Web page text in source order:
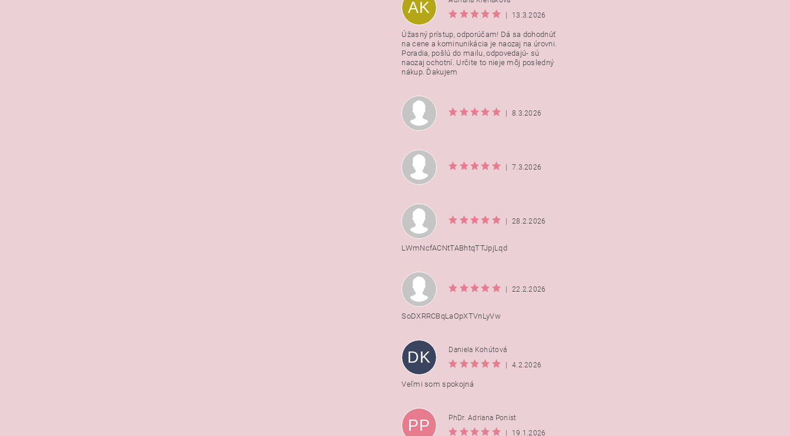
AK 13.3.2026
Úžasný prístup, odporúčam! Dá sa dohodnúť
na cene a kominunikácia je naozaj na úrovni.
Poradia, pošlú do mailu, odpovedajú- sú
naozaj ochotní. Určite to nieje môj posledný
nákup. Ďakujem
8.3.2026
7.3.2026
28.2.2026
LWmNcfACNtTABhtqTTJpjLqd
22.2.2026
SoDXRRCBqLaOpXTVnLyVw
DK
Daniela Kohútová
4.2.2026
Veľmi som spokojná
PP
PhDr. Adriana Ponist
19.1.2026